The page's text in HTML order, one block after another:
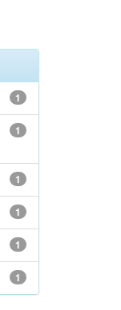
1
1
1
1
1
1